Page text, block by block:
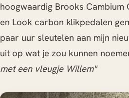
hoogwaardig Brooks Cambium
en Look carbon klikpedalen
paar uur sleutelen aan mijn
uit op wat je zou kunnen
met een vleugje Willem"